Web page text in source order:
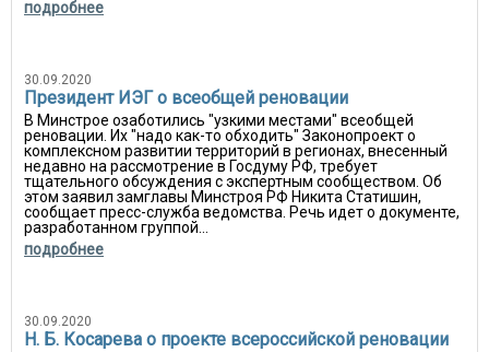
подробнее
30.09.2020
Президент ИЭГ о всеобщей реновации
В Минстрое озаботились "узкими местами" всеобщей
реновации. Их "надо как-то обходить" Законопроект о
комплексном развитии территорий в регионах, внесенный
недавно на рассмотрение в Госдуму РФ, требует
тщательного обсуждения с экспертным сообществом. Об
этом заявил замглавы Минстроя РФ Никита Статишин,
сообщает пресс-служба ведомства. Речь идет о документе,
разработанном группой...
подробнее
30.09.2020
Н. Б. Косарева о проекте всероссийской реновации